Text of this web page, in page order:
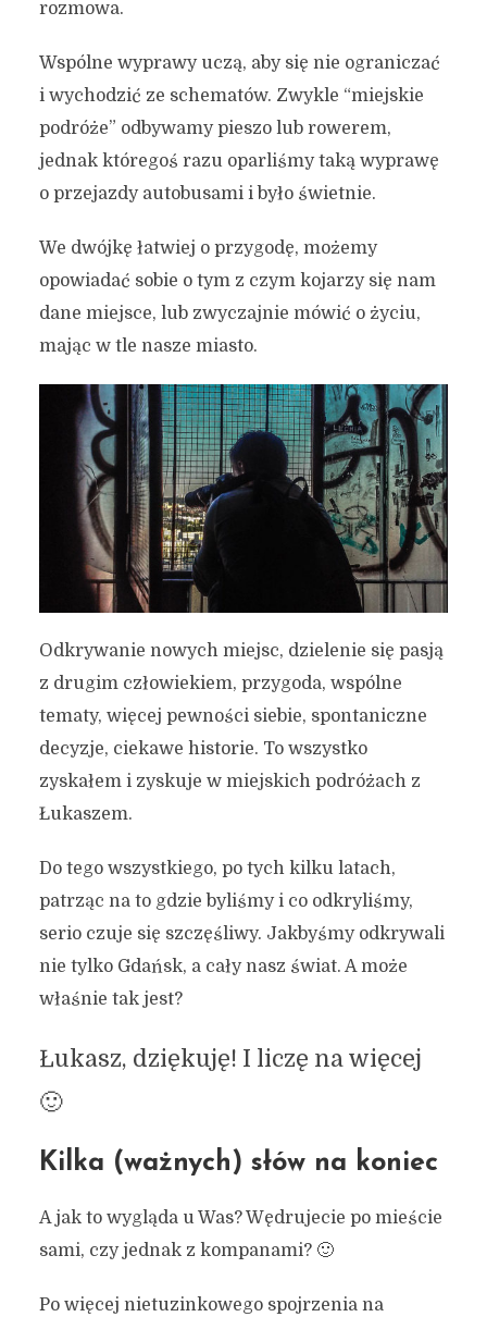
rozmowa.
Wspólne wyprawy uczą, aby się nie ograniczać
i wychodzić ze schematów. Zwykle “miejskie
podróże” odbywamy pieszo lub rowerem,
jednak któregoś razu oparliśmy taką wyprawę
o przejazdy autobusami i było świetnie.
We dwójkę łatwiej o przygodę, możemy
opowiadać sobie o tym z czym kojarzy się nam
dane miejsce, lub zwyczajnie mówić o życiu,
mając w tle nasze miasto.
Odkrywanie nowych miejsc, dzielenie się pasją
z drugim człowiekiem, przygoda, wspólne
tematy, więcej pewności siebie, spontaniczne
decyzje, ciekawe historie. To wszystko
zyskałem i zyskuje w miejskich podróżach z
Łukaszem.
Do tego wszystkiego, po tych kilku latach,
patrząc na to gdzie byliśmy i co odkryliśmy,
serio czuje się szczęśliwy. Jakbyśmy odkrywali
nie tylko Gdańsk, a cały nasz świat. A może
właśnie tak jest?
Łukasz, dziękuję! I liczę na więcej
🙂
Kilka (ważnych) słów na koniec
A jak to wygląda u Was? Wędrujecie po mieście
sami, czy jednak z kompanami? 🙂
Po więcej nietuzinkowego spojrzenia na